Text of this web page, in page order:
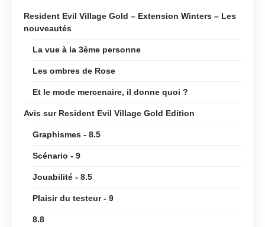
Resident Evil Village Gold – Extension Winters – Les
nouveautés
La vue à la 3ème personne
Les ombres de Rose
Et le mode mercenaire, il donne quoi ?
Avis sur Resident Evil Village Gold Edition
Graphismes - 8.5
Scénario - 9
Jouabilité - 8.5
Plaisir du testeur - 9
8.8